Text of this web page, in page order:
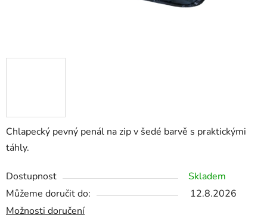
Chlapecký pevný penál na zip v šedé barvě s praktickými
táhly.
Dostupnost
Skladem
Můžeme doručit do:
12.8.2026
Možnosti doručení